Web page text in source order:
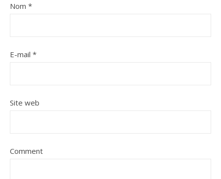
Nom *
E-mail *
Site web
Comment